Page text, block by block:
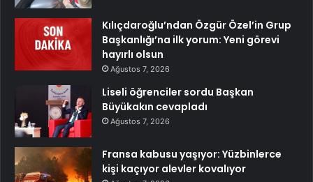
Kılıçdaroğlu’ndan Özgür Özel’in Grup
Başkanlığı’na ilk yorum: Yeni görevi
hayırlı olsun
Ağustos 7, 2026
Liseli öğrenciler sordu Başkan
Büyükakın cevapladı
Ağustos 7, 2026
Fransa kabusu yaşıyor: Yüzbinlerce
kişi kaçıyor alevler kovalıyor